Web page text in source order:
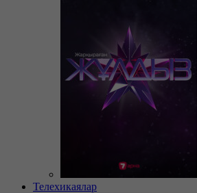
Телехикаялар